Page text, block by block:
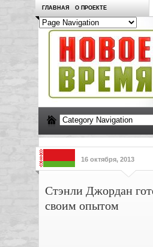
ГЛАВНАЯ О ПРОЕКТЕ
16 октября, 2013
Стэнли Джордан
своим опытом